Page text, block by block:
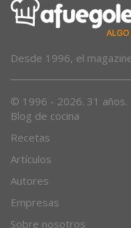
Desde 1996, el
© 1996 - 2026. 31
Blog de cocina
Recetas
Artículos
Autores
Empresas
Sobre nosotros